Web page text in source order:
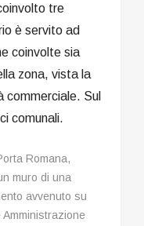
tre
è servito ad
coinvolte sia
zona, vista la
commerciale. Sul
comunali.
Romana,
muro di una
avvenuto su
Amministrazione